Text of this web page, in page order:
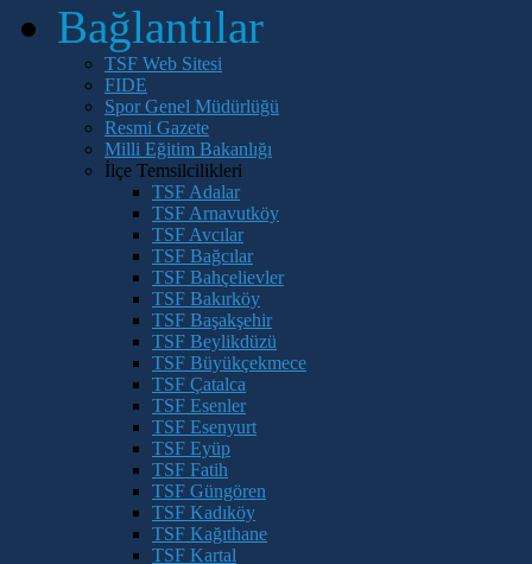
Bağlantılar
TSF Web Sitesi
FIDE
Spor Genel Müdürlüğü
Resmi Gazete
Milli Eğitim Bakanlığı
İlçe Temsilcilikleri
TSF Adalar
TSF Arnavutköy
TSF Avcılar
TSF Bağcılar
TSF Bahçelievler
TSF Bakırköy
TSF Başakşehir
TSF Beylikdüzü
TSF Büyükçekmece
TSF Çatalca
TSF Esenler
TSF Esenyurt
TSF Eyüp
TSF Fatih
TSF Güngören
TSF Kadıköy
TSF Kağıthane
TSF Kartal